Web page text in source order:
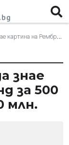
за 500 евро, я продава за 30 млн.
знае
за 500
млн.